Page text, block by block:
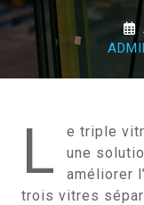
L
e triple
une
améliorer
trois vitres